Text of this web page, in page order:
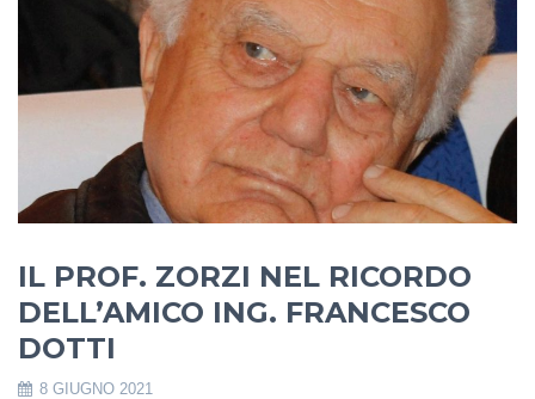
IL PROF. ZORZI NEL RICORDO
DELL’AMICO ING. FRANCESCO
DOTTI
8 GIUGNO 2021